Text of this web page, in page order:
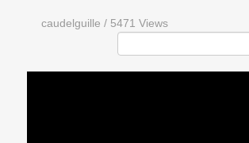
caudelguille / 5471 Views